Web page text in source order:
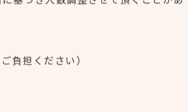
づき人数調整させて頂くことがあ
担ください）